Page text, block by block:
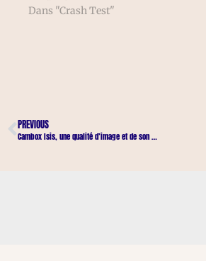
Dans "Crash Test"
PREVIOUS
Cambox Isis, une qualité d’image et de son améliorée.